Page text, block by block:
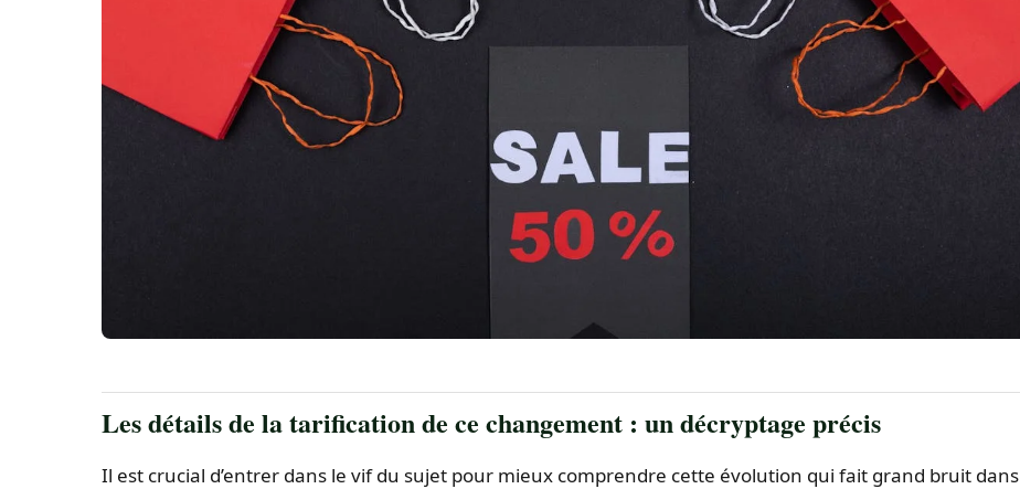
Les détails de la tarification de ce changement : un décryptage précis
Il est crucial d’entrer dans le vif du sujet pour mieux comprendre cette évolution qui fait grand bruit dans